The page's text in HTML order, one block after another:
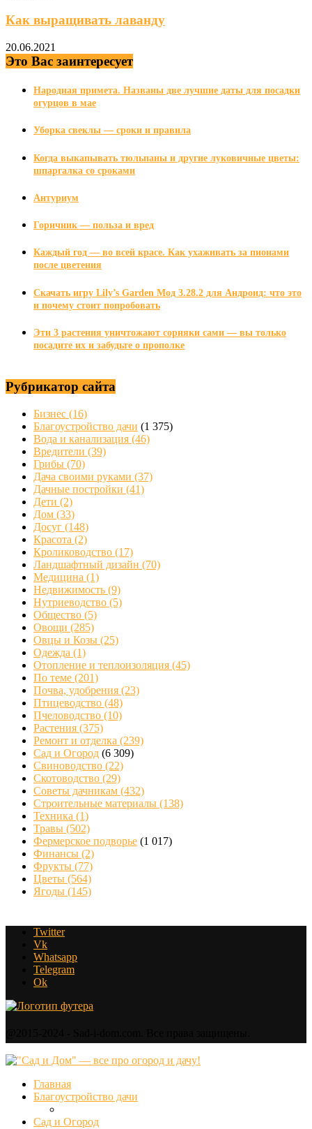
Как выращивать лаванду
20.06.2021
Это Вас заинтересует
Народная примета. Названы две лучшие даты для посадки
огурцов в мае
Уборка свеклы — сроки и правила
Когда выкапывать тюльпаны и другие луковичные цветы:
шпаргалка со сроками
Антуриум
Горичник — польза и вред
Каждый год — во всей красе. Как ухаживать за пионами
после цветения
Скачать игру Lily’s Garden Мод 3.28.2 для Андроид: что это
и почему стоит попробовать
Эти 3 растения уничтожают сорняки сами — вы только
посадите их и забудьте о прополке
Рубрикатор сайта
Бизнес (16)
Благоустройство дачи (1 375)
Вода и канализация (46)
Вредители (39)
Грибы (70)
Дача своими руками (37)
Дачные постройки (41)
Дети (2)
Дом (33)
Досуг (148)
Красота (2)
Кролиководство (17)
Ландшафтный дизайн (70)
Медицина (1)
Недвижимость (9)
Нутриеводство (5)
Общество (5)
Овощи (285)
Овцы и Козы (25)
Одежда (1)
Отопление и теплоизоляция (45)
По теме (201)
Почва, удобрения (23)
Птицеводство (48)
Пчеловодство (10)
Растения (375)
Ремонт и отделка (239)
Сад и Огород (6 309)
Свиноводство (22)
Скотоводство (29)
Советы дачникам (432)
Строительные материалы (138)
Техника (1)
Травы (502)
Фермерское подворье (1 017)
Финансы (2)
Фрукты (77)
Цветы (564)
Ягоды (145)
Twitter
Vk
Whatsapp
Telegram
Ok
Главная
Благоустройство дачи
Сад и Огород